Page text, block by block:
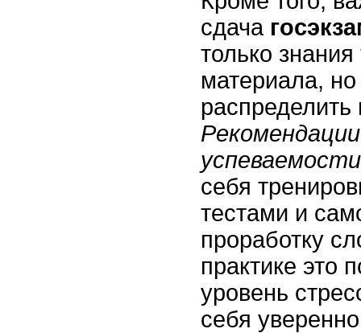
сдача
только знания
материала,
успеваемости
себя
тестами и
проработку
практике это
уровень
себя